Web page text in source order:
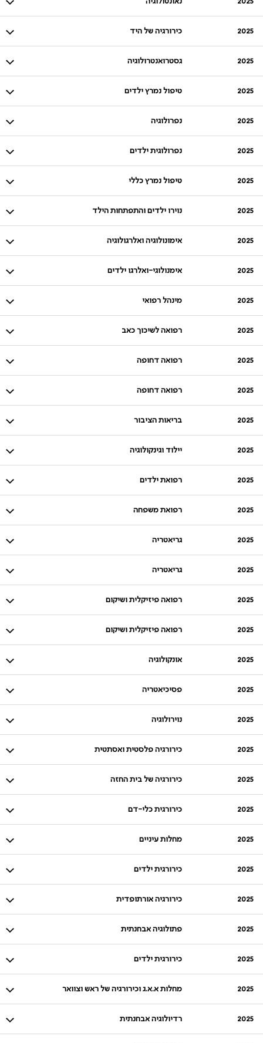
2025 כירורגיה של היד
2025 גסטרואנטרולוגיה
2025 טיפול נמרץ ילדים
2025 נפרולוגיה
2025 נפרולוגית ילדים
2025 טיפול נמרץ כללי
2025 נוירו ילדים והתפתחות הילד
2025 אימונולוגיה ואלרגולוגיה
2025 אימנולוגי-ואלרגו ילדים
2025 מינהל רפואי
2025 רפואה לשיכוך כאב
2025 רפואה דחופה
2025 רפואה דחופה
2025 בריאות הציבור
2025 יילוד וגינקולוגיה
2025 רפואת ילדים
2025 רפואת משפחה
2025 גריאטריה
2025 גריאטריה
2025 רפואה פיזיקלית ושיקום
2025 רפואה פיזיקלית ושיקום
2025 אונקולוגיה
2025 פסיכיאטריה
2025 נוירולוגיה
2025 כירורגיה פלסטית ואסתטית
2025 כירורגיה של בית החזה
2025 כירורגית כלי-דם
2025 מחלות עיניים
2025 כירורגית ילדים
2025 כירורגיה אורתופדית
2025 פתולוגיה אבחנתית
2025 כירורגית ילדים
2025 מחלות א.א.ג וכירורגיה של ראש וצוואר
2025 רדיולוגיה אבחנתית